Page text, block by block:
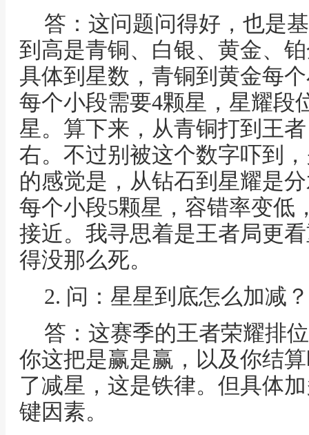
答：这问题问得好，也是
到高是青铜、白银、黄金、
具体到星数，青铜到黄金每
每个小段需要4颗星，星耀段
星。算下来，从青铜打到王
右。不过别被这个数字吓到
的感觉是，从钻石到星耀是
每个小段5颗星，容错率变低
接近。我寻思着是王者局更
得没那么死。
2. 问：星星到底怎么加减
答：这赛季的王者荣耀排
你这把是赢是赢，以及你结
了减星，这是铁律。但具体
键因素。